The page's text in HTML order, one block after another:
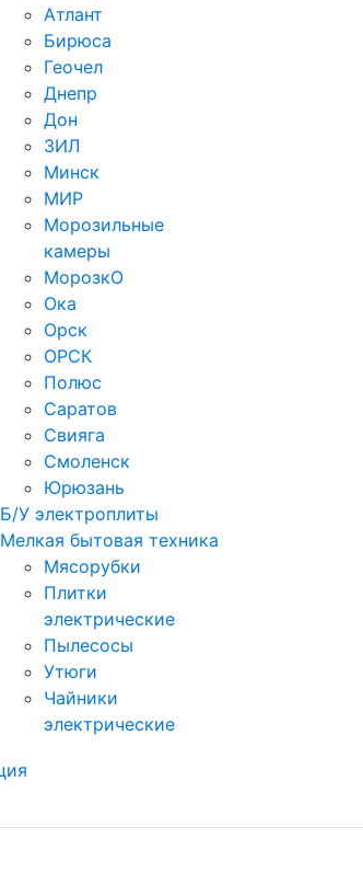
Атлант
Бирюса
Геочел
Днепр
Дон
ЗИЛ
Минск
МИР
Морозильные
камеры
МорозкО
Ока
Орск
ОРСК
Полюс
Саратов
Свияга
Смоленск
Юрюзань
Б/У электроплиты
Мелкая бытовая техника
Мясорубки
Плитки
электрические
Пылесосы
Утюги
Чайники
электрические